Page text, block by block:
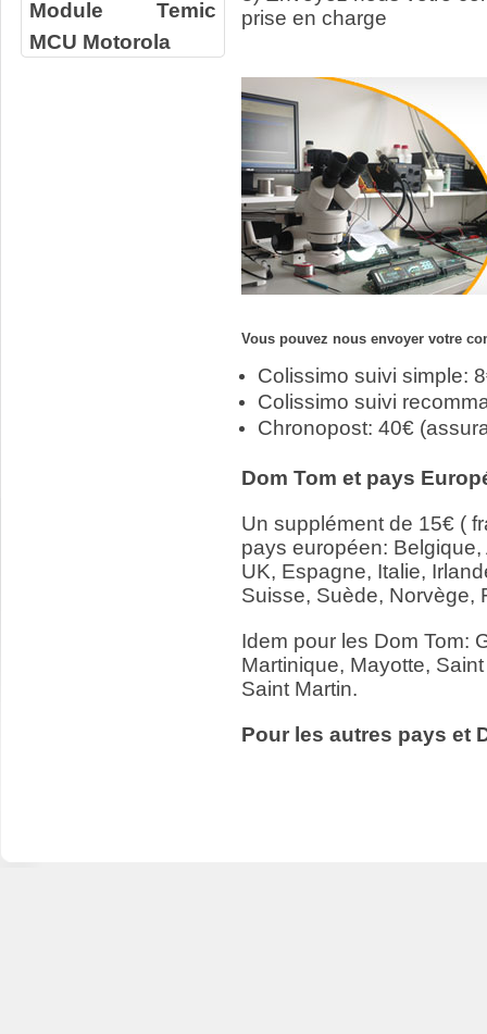
Module Temic
MCU Motorola
prise en charge
Vous pouvez nous envoyer votre
Colissimo suivi simple:
Colissimo suivi
Chronopost: 40€
Dom Tom et pays
Un supplément de 15€ (
pays européen:
UK, Espagne, Italie,
Suisse, Suède, Norvège,
Idem pour les Dom Tom:
Martinique, Mayotte,
Saint Martin.
Pour les autres pays et